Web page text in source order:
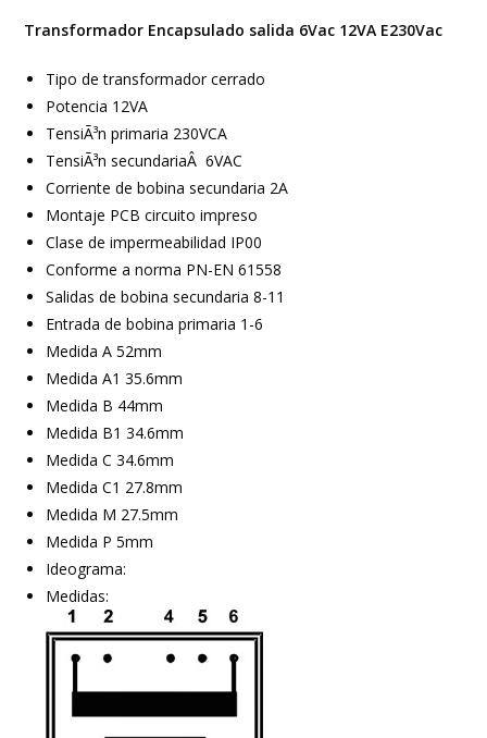
Transformador Encapsulado salida 6Vac 12VA E230Vac
Tipo de transformador cerrado
Potencia 12VA
TensiÃ³n primaria 230VCA
TensiÃ³n secundariaÂ 6VAC
Corriente de bobina secundaria 2A
Montaje PCB circuito impreso
Clase de impermeabilidad IP00
Conforme a norma PN-EN 61558
Salidas de bobina secundaria 8-11
Entrada de bobina primaria 1-6
Medida A 52mm
Medida A1 35.6mm
Medida B 44mm
Medida B1 34.6mm
Medida C 34.6mm
Medida C1 27.8mm
Medida M 27.5mm
Medida P 5mm
Ideograma:
Medidas: